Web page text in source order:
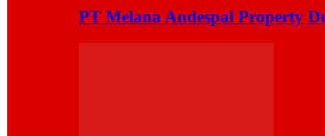
PT Melana Andespal Property